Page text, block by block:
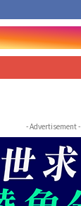
- Advertisement -